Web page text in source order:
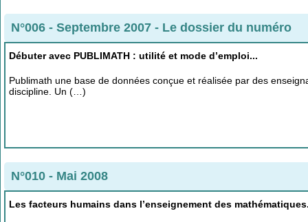
N°006 - Septembre 2007 - Le dossier du numéro
Débuter avec PUBLIMATH : utilité et mode d’emploi...
Publimath une base de données conçue et réalisée par des
discipline. Un (…)
N°010 - Mai 2008
Les facteurs humains dans l’enseignement des